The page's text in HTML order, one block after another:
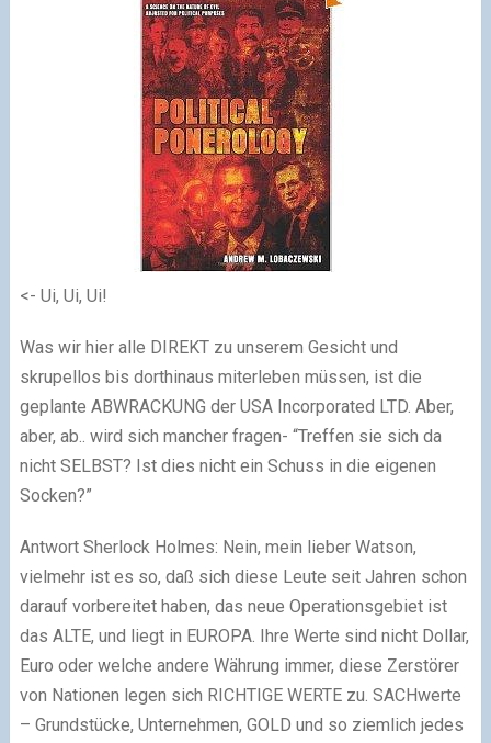
<- Ui, Ui, Ui!
Was wir hier alle DIREKT zu unserem Gesicht und
skrupellos bis dorthinaus miterleben müssen, ist die
geplante ABWRACKUNG der USA Incorporated LTD. Aber,
aber, ab.. wird sich mancher fragen- “Treffen sie sich da
nicht SELBST? Ist dies nicht ein Schuss in die eigenen
Socken?”
Antwort Sherlock Holmes: Nein, mein lieber Watson,
vielmehr ist es so, daß sich diese Leute seit Jahren schon
darauf vorbereitet haben, das neue Operationsgebiet ist
das ALTE, und liegt in EUROPA. Ihre Werte sind nicht Dollar,
Euro oder welche andere Währung immer, diese Zerstörer
von Nationen legen sich RICHTIGE WERTE zu. SACHwerte
– Grundstücke, Unternehmen, GOLD und so ziemlich jedes